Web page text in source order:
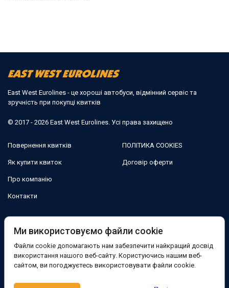
East West Eurolines - це хороші автобуси, відмінний сервіс та
зручність при покупці квитків
© 2017 - 2026 East West Eurolines. Усі права захищено
Повернення квитків
Як купити квиток
Про компанію
Контакти
ПОЛІТИКА COOKIES
Договір оферти
Facebook
Підтримка:
Ми використовуємо файли cookie
Файли cookie допомагають нам забезпечити найкращий досвід
використання нашого веб-сайту. Користуючись нашим веб-
сайтом, ви погоджуєтесь використовувати файли cookie.